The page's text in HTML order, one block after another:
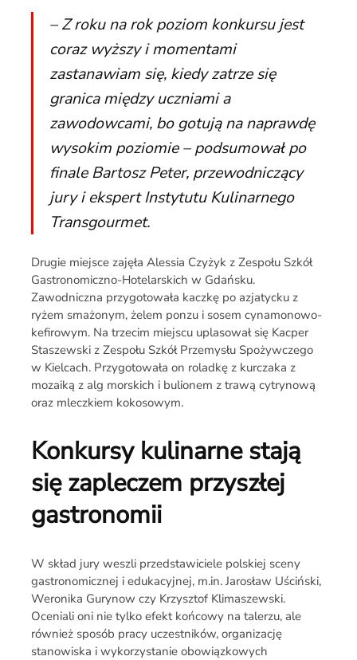
– Z roku na rok poziom konkursu jest
coraz wyższy i momentami
zastanawiam się, kiedy zatrze się
granica między uczniami a
zawodowcami, bo gotują na naprawdę
wysokim poziomie – podsumował po
finale Bartosz Peter, przewodniczący
jury i ekspert Instytutu Kulinarnego
Transgourmet.
Drugie miejsce zajęła Alessia Czyżyk z Zespołu Szkół
Gastronomiczno-Hotelarskich w Gdańsku.
Zawodniczna przygotowała kaczkę po azjatycku z
ryżem smażonym, żelem ponzu i sosem cynamonowo-
kefirowym. Na trzecim miejscu uplasował się Kacper
Staszewski z Zespołu Szkół Przemysłu Spożywczego
w Kielcach. Przygotowała on roladkę z kurczaka z
mozaiką z alg morskich i bulionem z trawą cytrynową
oraz mleczkiem kokosowym.
Konkursy kulinarne stają
się zapleczem przyszłej
gastronomii
W skład jury weszli przedstawiciele polskiej sceny
gastronomicznej i edukacyjnej, m.in. Jarosław Uściński,
Weronika Gurynow czy Krzysztof Klimaszewski.
Oceniali oni nie tylko efekt końcowy na talerzu, ale
również sposób pracy uczestników, organizację
stanowiska i wykorzystanie obowiązkowych